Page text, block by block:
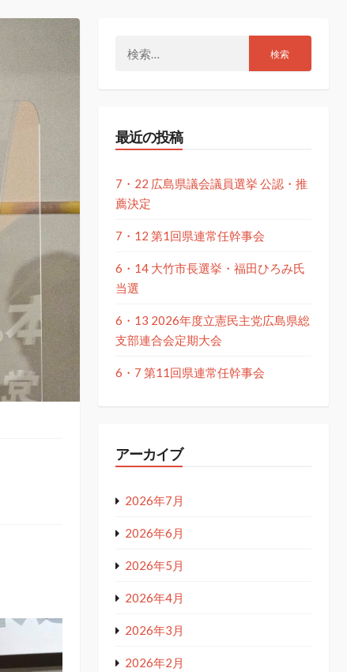
最近の投稿
7・22 広島県議会議員選挙 公認・推
薦決定
7・12 第1回県連常任幹事会
6・14 大竹市長選挙・福田ひろみ氏
当選
6・13 2026年度立憲民主党広島県総
支部連合会定期大会
6・7 第11回県連常任幹事会
アーカイブ
2026年7月
2026年6月
2026年5月
2026年4月
2026年3月
2026年2月